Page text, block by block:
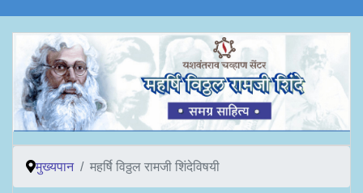
मुख्यपान महर्षि विठ्ठल रामजी शिंदेविषयी